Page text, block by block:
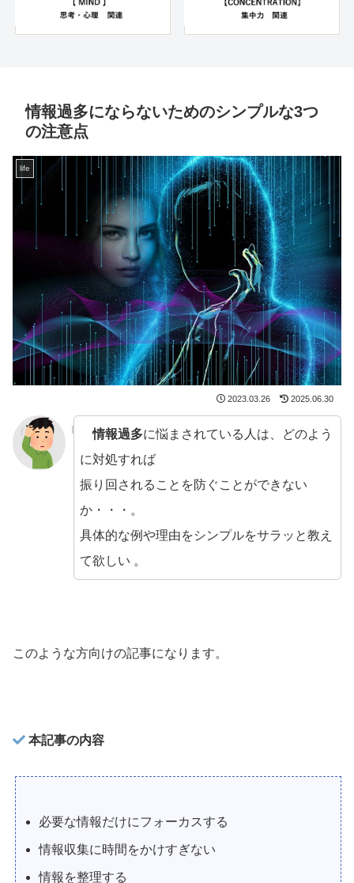
情報過多にならないためのシンプルな3つ
の注意点
life
2023.03.26 2025.06.30
情報過多に悩まされている人は、どのよう
に対処すれば
振り回されることを防ぐことができない
か・・・。
具体的な例や理由をシンプルをサラッと教え
て欲しい 。
このような方向けの記事になります。
本記事の内容
必要な情報だけにフォーカスする
情報収集に時間をかけすぎない
情報を整理する